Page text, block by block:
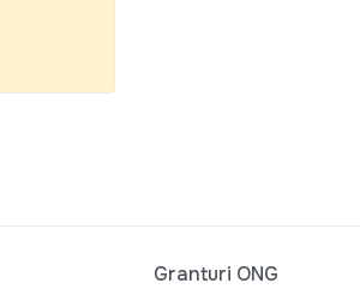
Granturi ONG